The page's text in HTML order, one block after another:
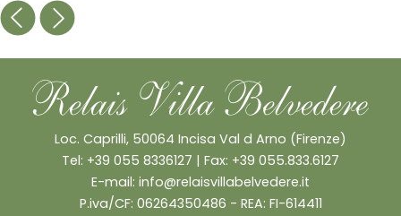
Loc. Caprilli, 50064 Incisa Val d Arno (Firenze)
Tel: +39 055 8336127 | Fax: +39 055.833.6127
E-mail: info@relaisvillabelvedere.it
P.iva/CF: 06264350486 - REA: FI-614411